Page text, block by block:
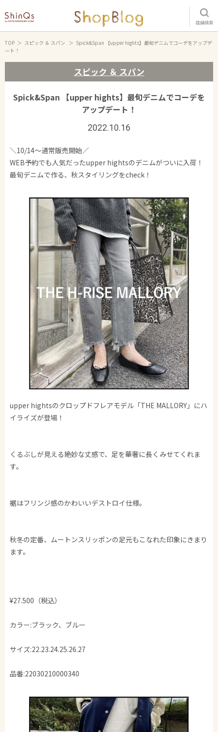
店舗検索
TOP スピック ＆ スパン
Spick&Span 【upper hights】最旬デニムでコーデをアップデ
ート！
スピック ＆ スパン
Spick&Span 【upper hights】最旬デニムでコーデを
アップデート！
2022.10.16
＼10/14～通常販売開始／
WEB予約でも人気だったupper hightsのデニムがついに入荷！
最旬デニムで作る、秋スタイリングをcheck！
upper hightsのクロップドフレアモデル「THE MALLORY」にハ
イライズが登場！
くるぶしが見える絶妙な丈感で、足を華奢に長くみせてくれま
す。
裾はフリンジ感のかわいいデストロイ仕様。
秋冬の定番、ムートンスリッポンの足元もこなれた印象にきまり
ます。
¥27.500（税込）
カラー:ブラック、ブルー
サイズ:22.23.24.25.26.27
品番:22030210000340